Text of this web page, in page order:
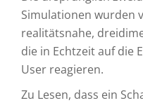
Simulationen wurden
realitätsnahe,
die in Echtzeit auf die
User reagieren.
Zu Lesen, dass ein